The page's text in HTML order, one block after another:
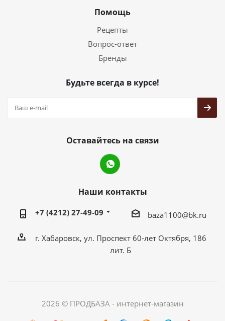
Помощь
Рецепты
Вопрос-ответ
Бренды
Будьте всегда в курсе!
Оставайтесь на связи
Наши контакты
+7 (4212) 27-49-09 baza1100@bk.ru
г. Хабаровск, ул. Проспект 60-лет Октября, 186
лит. Б
2026 © ПРОДБАЗА - интернет-магазин